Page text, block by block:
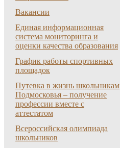
Вакансии
Единая информационная
система мониторинга и
оценки качества образования
График работы спортивных
площадок
Путевка в жизнь школьникам
Подмосковья – получение
профессии вместе с
аттестатом
Всероссийская олимпиада
школьников